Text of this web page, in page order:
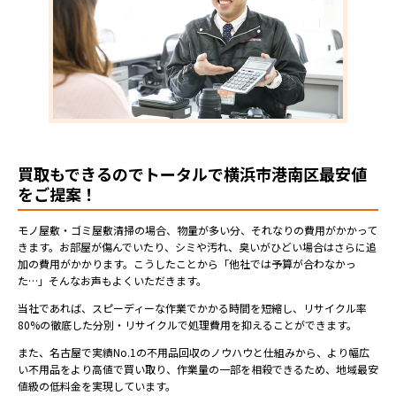
買取もできるのでトータルで横浜市港南区最安値
をご提案！
モノ屋敷・ゴミ屋敷清掃の場合、物量が多い分、それなりの費用がかかって
きます。お部屋が傷んでいたり、シミや汚れ、臭いがひどい場合はさらに追
加の費用がかかります。こうしたことから「他社では予算が合わなかっ
た…」そんなお声もよくいただきます。
当社であれば、スピーディーな作業でかかる時間を短縮し、リサイクル率
80%の徹底した分別・リサイクルで処理費用を抑えることができます。
また、名古屋で実績No.1の不用品回収のノウハウと仕組みから、より幅広
い不用品をより高値で買い取り、作業量の一部を相殺できるため、地域最安
値級の低料金を実現しています。